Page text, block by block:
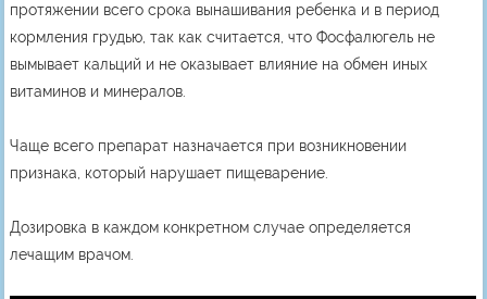
протяжении всего срока вынашивания ребенка и в период
кормления грудью, так как считается, что Фосфалюгель не
вымывает кальций и не оказывает влияние на обмен иных
витаминов и минералов.
Чаще всего препарат назначается при возникновении
признака, который нарушает пищеварение.
Дозировка в каждом конкретном случае определяется
лечащим врачом.